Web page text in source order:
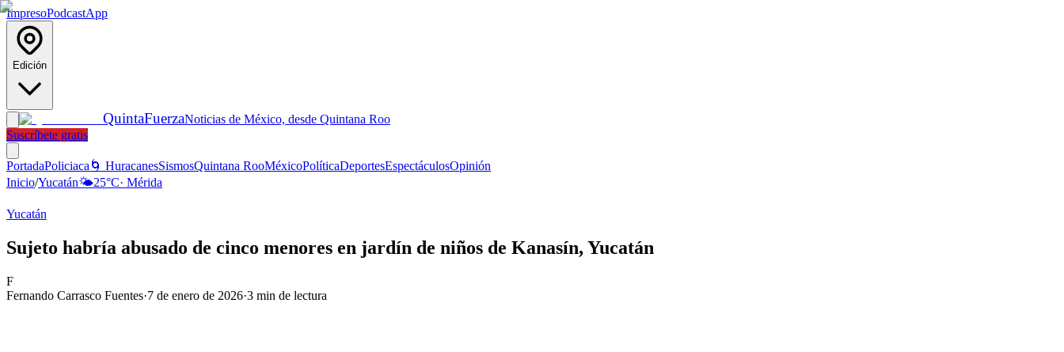
ImpresoPodcastApp
Edición
QuintaFuerzaNoticias de México, desde Quintana Roo
Suscríbete gratis
PortadaPoliciaca 🌀 HuracanesSismosQuintana RooMéxicoPolíticaDeportesEspectáculosOpinión
Inicio/Yucatán🌤️25°C· Mérida
Yucatán
Sujeto habría abusado de cinco menores en jardín de niños de Kanasín, Yucatán
F
Fernando Carrasco Fuentes·7 de enero de 2026·3 min de lectura